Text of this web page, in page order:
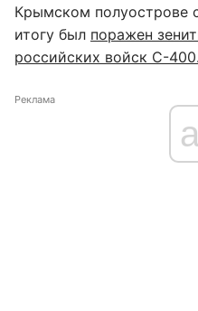
Крымском полуострове
итогу был поражен
российских войск С-400.
Реклама